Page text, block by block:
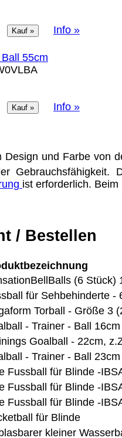
Info »
55cm
Info »
Design und Farbe von
ist erforderlich.
/ Bestellen
(6 Stück)
für Sehbehinderte -
Torball - Größe 3
- Trainer - Ball 16cm
Goalball - 22cm,
- Trainer - Ball 23cm
Fussball für Blinde -
Fussball für Blinde -
Fussball für Blinde -
für Blinde
kleiner